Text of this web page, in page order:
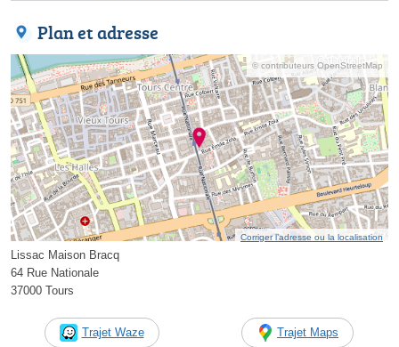
Plan et adresse
© contributeurs OpenStreetMap
Corriger l’adresse ou la localisation
Lissac Maison Bracq
64 Rue Nationale
37000 Tours
Trajet Waze Trajet Maps